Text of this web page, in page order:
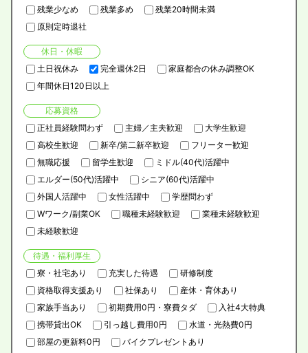
残業少なめ
残業多め
残業20時間未満
原則定時退社
休日・休暇
土日祝休み
完全週休2日
家庭都合の休み調整OK
年間休日120日以上
応募資格
正社員経験問わず
主婦／主夫歓迎
大学生歓迎
高校生歓迎
新卒/第二新卒歓迎
フリーター歓迎
無職応援
留学生歓迎
ミドル(40代)活躍中
エルダー(50代)活躍中
シニア(60代)活躍中
外国人活躍中
女性活躍中
学歴問わず
Wワーク/副業OK
職種未経験歓迎
業種未経験歓迎
未経験歓迎
待遇・福利厚生
寮・社宅あり
充実した待遇
研修制度
資格取得支援あり
社保あり
産休・育休あり
家族手当あり
初期費用0円・寮費タダ
入社4大特典
携帯貸出OK
引っ越し費用0円
水道・光熱費0円
部屋の更新料0円
バイクプレゼントあり